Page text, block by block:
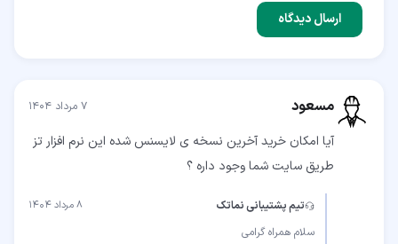
ارسال دیدگاه
مسعود ۷ مرداد ۱۴۰۴
آیا امکان خرید آخرین نسخه ی لایسنس شده این نرم افزار تز
طریق سایت شما وجود داره ؟
تیم پشتیبانی نماتک ۸ مرداد ۱۴۰۴